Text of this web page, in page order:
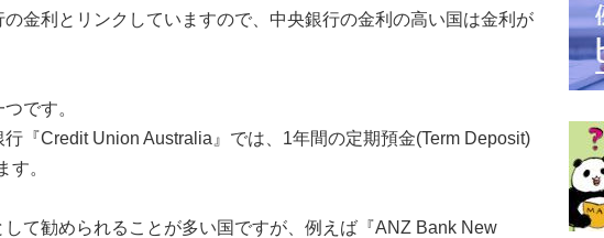
金利とリンクしていますので、中央銀行の金利の高い国は金利が
です。
『Credit Union Australia』では、1年間の定期預金(Term Deposit)
す。
て勧められることが多い国ですが、例えば『ANZ Bank New